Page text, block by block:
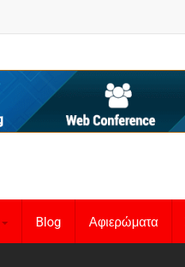
Blog Αφιερώματα